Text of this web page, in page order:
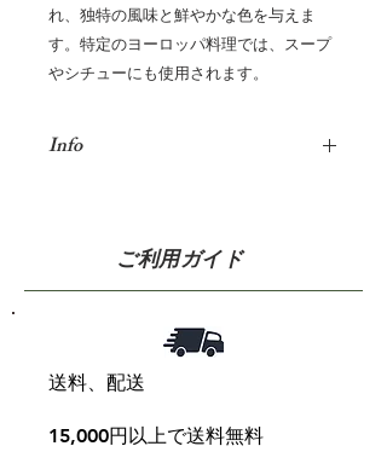
れ、独特の風味と鮮やかな色を与えま
す。特定のヨーロッパ料理では、スープ
やシチューにも使用されます。
Info
英名 Rose Hip
和名 犬薔薇（イヌバ
ラ）
原産国 セルビア
使用部位 偽果
作用 綴下・収斂・保
湿・抗酸化
味と香り 甘い香りで、ほどよ
ご利用ガイド
送料、配送
15,000円以上で送料無料